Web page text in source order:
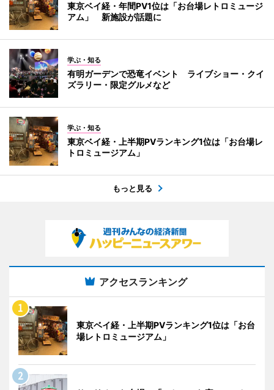
東京ベイ経・年間PV1位は「お台場レトロミュージ
アム」 新施設が話題に
学ぶ・知る
有明ガーデンで恐竜イベント ライブショー・クイ
ズラリー・限定グルメなど
学ぶ・知る
東京ベイ経・上半期PVランキング1位は「お台場レ
トロミュージアム」
もっと見る
アクセスランキング
東京ベイ経・上半期PVランキング1位は「お台
場レトロミュージアム」